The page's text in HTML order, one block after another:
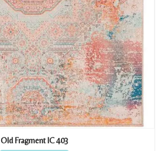
Old Fragment IC 403